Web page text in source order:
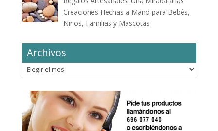
Creaciones Hechas a Mano para Bebés,
Niños, Familias y Mascotas
Archivos
Archivos